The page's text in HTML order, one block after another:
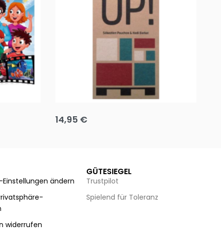
Team up
14,95 €
ändern
widerrufen
GÜTESIEGEL
Trustpilot
Spielend für Toleranz